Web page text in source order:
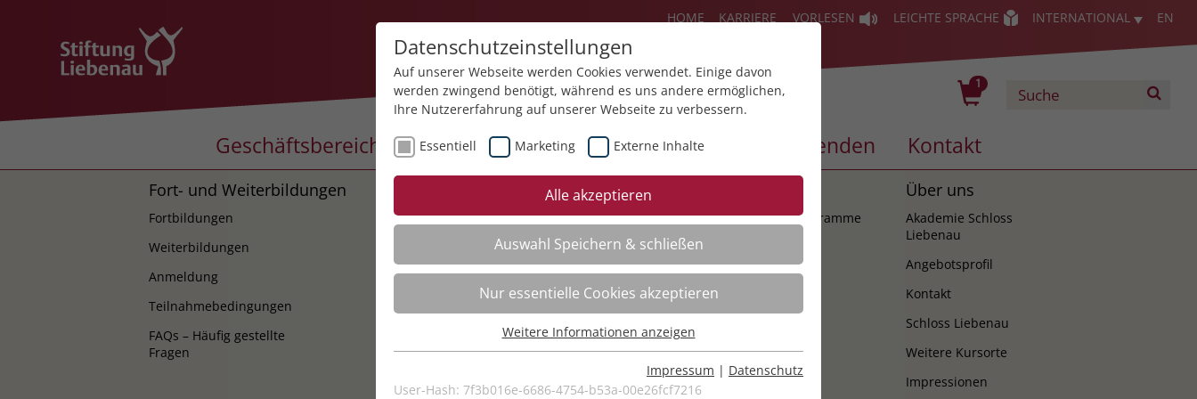
HOME KARRIERE VORLESEN LEICHTE SPRACHE INTERNATIONAL EN
Geschäftsbereiche Über uns Aktuelles Akademie Spenden Kontakt
1
Fort- und Weiterbildungen
Fortbildungen
Weiterbildungen
Anmeldung
Teilnahmebedingungen
FAQs – Häufig gestellte
Fragen
Kursempfehlungen
Beratung
Supervision
Coaching
Mediation
Organisationsentwicklung
Bildungsberatung
Moderation
Bildungsprogramme
Über uns
Akademie Schloss
Liebenau
Angebotsprofil
Kontakt
Schloss Liebenau
Weitere Kursorte
Impressionen
Datenschutzeinstellungen
Auf unserer Webseite werden Cookies verwendet. Einige davon
werden zwingend benötigt, während es uns andere ermöglichen,
Ihre Nutzererfahrung auf unserer Webseite zu verbessern.
Essentiell Marketing Externe Inhalte
Alle akzeptieren
Auswahl Speichern & schließen
Nur essentielle Cookies akzeptieren
Essentielle Cookies werden für grundlegende Funktionen der
Webseite benötigt. Dadurch ist gewährleistet, dass die Webseite
Weitere Informationen anzeigen
Impressum | Datenschutz
User-Hash: 7f3b016e-6686-4754-b53a-00e26fcf7216